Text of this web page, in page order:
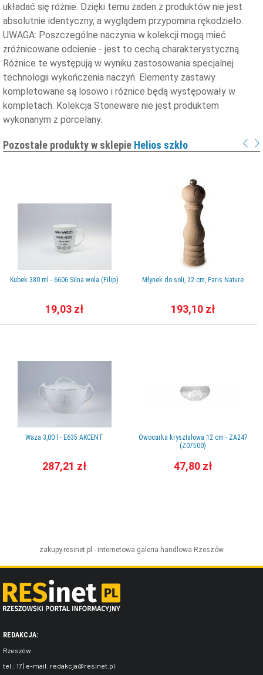
układać się różnie. Dzięki temu żaden z produktów nie jest
absolutnie identyczny, a wyglądem przypomina rękodzieło.
UWAGA: Poszczególne naczynia w kolekcji mogą mieć
zróżnicowane odcienie - jest to cechą charakterystyczną.
Różnice te występują w wyniku zastosowania specjalnej
technologii wykończenia naczyń. Elementy zastawy
kompletowane są losowo i różnice będą występowały w
kompletach. Kolekcja Stoneware nie jest produktem
wykonanym z porcelany.
Pozostałe produkty w sklepie Helios szkło
Kubek 380 ml - 6606 Silna wola (Filip)
19,03 zł
Waza 3,00 l - E635 AKCENT
287,21 zł
Młynek do soli, 22 cm, Paris Nature
193,10 zł
Owocarka kryształowa 12 cm - ZA247
(Z07500)
47,80 zł
zakupy.resinet.pl - internetowa galeria handlowa Rzeszów
REDAKCJA:
Rzeszów
tel.: 17 | e-mail: redakcja@resinet.pl